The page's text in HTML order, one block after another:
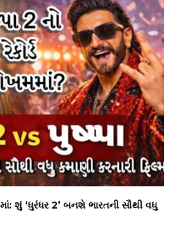
શું ‘ધુરંધર 2’ બનશે ભારતની સૌથી વધુ